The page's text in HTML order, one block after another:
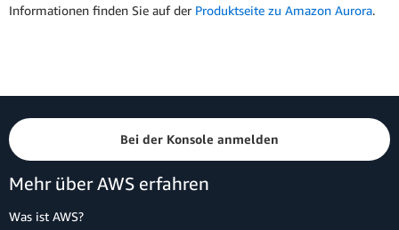
Informationen finden Sie auf der Produktseite zu Amazon Aurora.
Bei der Konsole anmelden
Mehr über AWS erfahren
Was ist AWS?